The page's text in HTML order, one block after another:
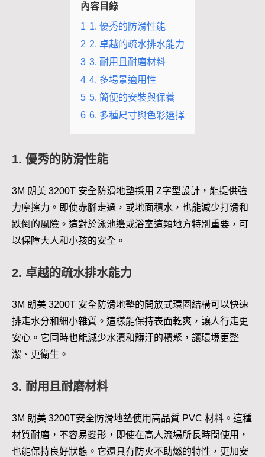
內容目錄
1 1. 優秀的防滑性能
2 2. 卓越的疏水排水能力
3 3. 耐用且耐磨材料
4 4. 多場景適用性
5 5. 簡便的安裝與保養
6 6. 多種尺寸與色彩選擇
1. 優秀的防滑性能
3M 朗美 3200T 安全防滑地墊採用 Z字型設計，能提供強
力摩擦力。即使赤腳走過，或地面積水，也能減少打滑和
跌倒的風險。這對於泳池邊或浴室這類地方特別重要，可
以保障大人和小孩的安全。
2. 卓越的疏水排水能力
3M 朗美 3200T 安全防滑地墊的開放式環圈結構可以快速
排走水分和細小雜質。這樣能保持表面乾爽，讓人行走更
安心。它同時也能減少水漬和髒汙的積聚，讓環境更整
潔、更衛生。
3. 耐用且耐磨材料
3M 朗美 3200T安全防滑地墊使用高品質 PVC 材料。這種
材質耐磨，不容易變形，即使在高人流場所長時間使用，
也能保持良好狀態。它還具有防火不助燃的特性，更加安